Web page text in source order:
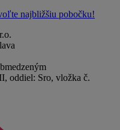
najbližšiu pobočku!
oddiel: Sro, vložka č.